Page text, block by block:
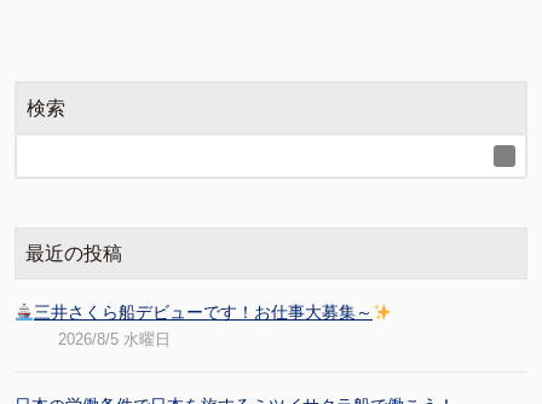
検索
最近の投稿
三井さくら船デビューです！お仕事大募集～
2026/8/5 水曜日